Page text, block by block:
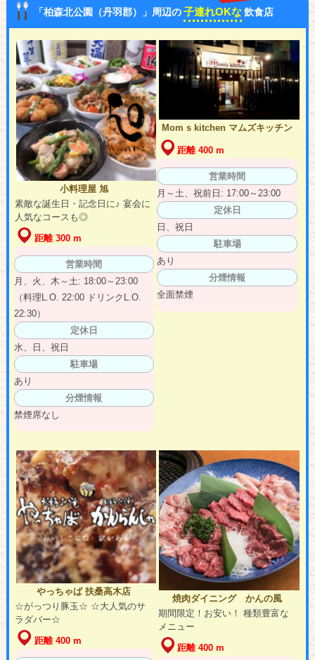
「柏森北公園（丹羽郡）」周辺の子連れOKな 飲食店
小料理屋 旭
素敵な誕生日・記念日に♪ 宴会に
人気なコースも◎
距離 300 m
営業時間
月、火、木～土: 18:00～23:00
（料理L.O. 22:00 ドリンクL.O.
22:30）
定休日
水、日、祝日
駐車場
あり
分煙情報
禁煙席なし
Mom s kitchen マムズキッチン
距離 400 m
営業時間
月～土、祝前日: 17:00～23:00
定休日
日、祝日
駐車場
あり
分煙情報
全面禁煙
やっちゃば 扶桑高木店
☆がっつり豚玉☆ ☆大人気のサ
ラダバー☆
距離 400 m
焼肉ダイニング かんの風
期間限定！お安い！ 種類豊富な
メニュー
距離 400 m